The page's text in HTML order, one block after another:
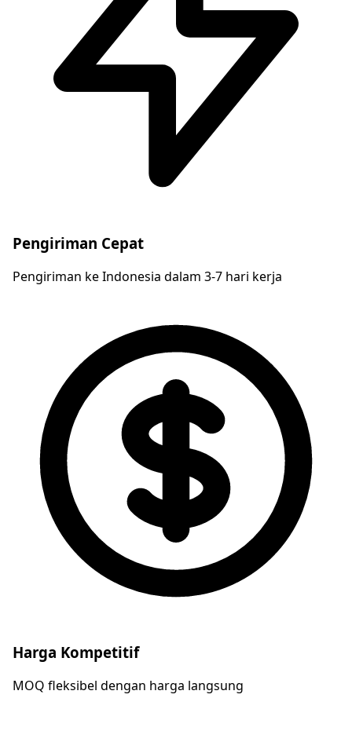
Pengiriman Cepat
Pengiriman ke Indonesia dalam 3-7 hari kerja
Harga Kompetitif
MOQ fleksibel dengan harga langsung